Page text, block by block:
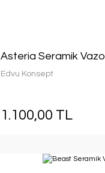
Asteria Seramik Vazo
Edvu Konsept
1.100,00 TL